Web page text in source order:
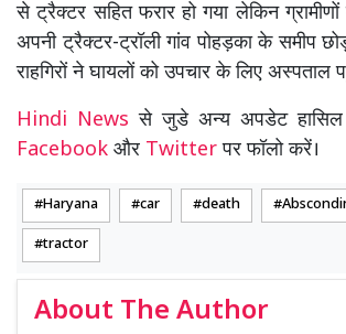
से ट्रैक्टर सहित फरार हो गया लेकिन
अपनी ट्रैक्टर-ट्रॉली गांव पोहड़का के समीप
राहगिरों ने घायलों को उपचार के लिए अस्पताल
Hindi Newsसे जुडे अन्य अपडेट
Facebook और Twitterपर फॉलो करें।
Haryana car death
tractor
About The Author